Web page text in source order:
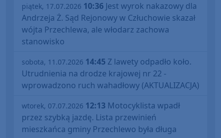
piątek, 17.07.2026 10:36 Jest wyrok nakazowy dla
Andrzeja Ż. Sąd Rejonowy w Człuchowie skazał
wójta Przechlewa, ale włodarz zachowa
stanowisko
sobota, 11.07.2026 14:45 Z lawety odpadło koło.
Utrudnienia na drodze krajowej nr 22 -
wprowadzono ruch wahadłowy (AKTUALIZACJA)
wtorek, 07.07.2026 12:13 Motocyklista wpadł
przez szybką jazdę. Lista przewinień
mieszkańca gminy Przechlewo była długa